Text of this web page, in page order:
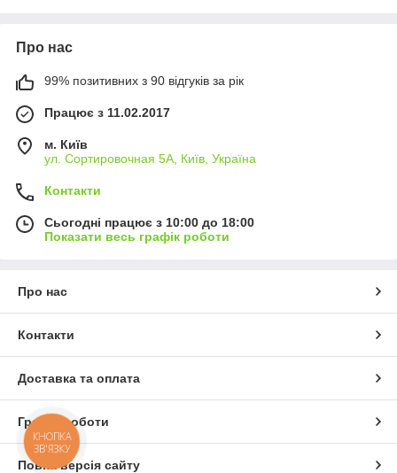
Про нас
99% позитивних з 90 відгуків за рік
Працює з 11.02.2017
м. Київ
ул. Сортировочная 5А, Київ, Україна
Контакти
Сьогодні працює з 10:00 до 18:00
Показати весь графік роботи
Про нас
Контакти
Доставка та оплата
Графік роботи
Повна версія сайту
КНОПКА
ЗВ'ЯЗКУ